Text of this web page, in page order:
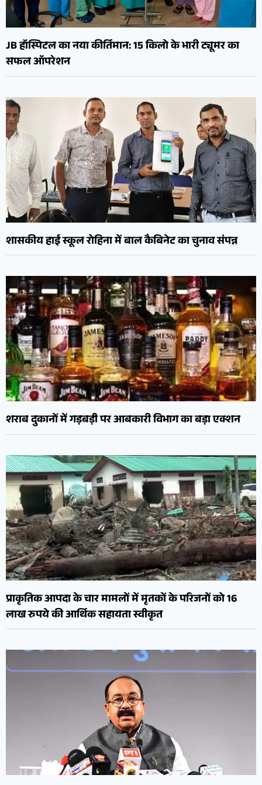
JB हॉस्पिटल का नया कीर्तिमान: 15 किलो के भारी ट्यूमर का
सफल ऑपरेशन
शासकीय हाई स्कूल रोहिना में बाल कैबिनेट का चुनाव संपन्न
शराब दुकानों में गड़बड़ी पर आबकारी विभाग का बड़ा एक्शन
प्राकृतिक आपदा के चार मामलों में मृतकों के परिजनों को 16
लाख रुपये की आर्थिक सहायता स्वीकृत